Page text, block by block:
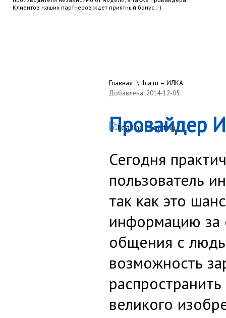
Клиентов наших партнеров ждет приятный бонус :-)
Добавлена: 2014-12-05
Loading...
Главная \ ilca.ru – ИЛКА
Провайдер
Сегодня
пользователь
так как это
информацию за
общения с
возможность
великого